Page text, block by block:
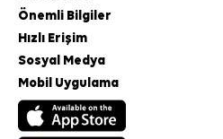
Önemli Bilgiler
Hızlı Erişim
Sosyal Medya
Mobil Uygulama